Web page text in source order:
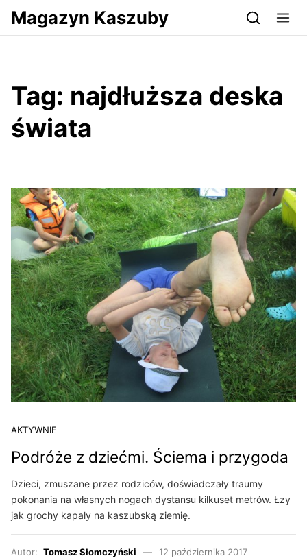
Przejdź do serwisu magazynkaszuby.pl
Magazyn Kaszuby
Tag: najdłuższa deska
świata
AKTYWNIE
Podróże z dziećmi. Ściema i przygoda
Dzieci, zmuszane przez rodziców, doświadczały traumy
pokonania na własnych nogach dystansu kilkuset metrów. Łzy
jak grochy kapały na kaszubską ziemię.
Autor: Tomasz Słomczyński
12 października 2017